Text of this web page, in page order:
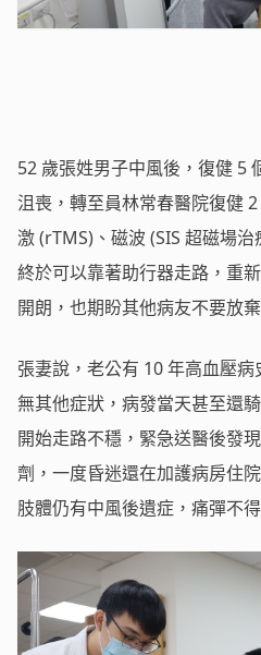
52 歲張姓男子中風後，復健 5
沮喪，轉至員林常春醫院復健
激 (rTMS)、磁波 (SIS 超磁場
終於可以靠著助行器走路，重
開朗，也期盼其他病友不要放棄
張妻說，老公有 10 年高血壓
無其他症狀，病發當天甚至還
開始走路不穩，緊急送醫後發
劑，一度昏迷還在加護病房住
肢體仍有中風後遺症，痛彈不得